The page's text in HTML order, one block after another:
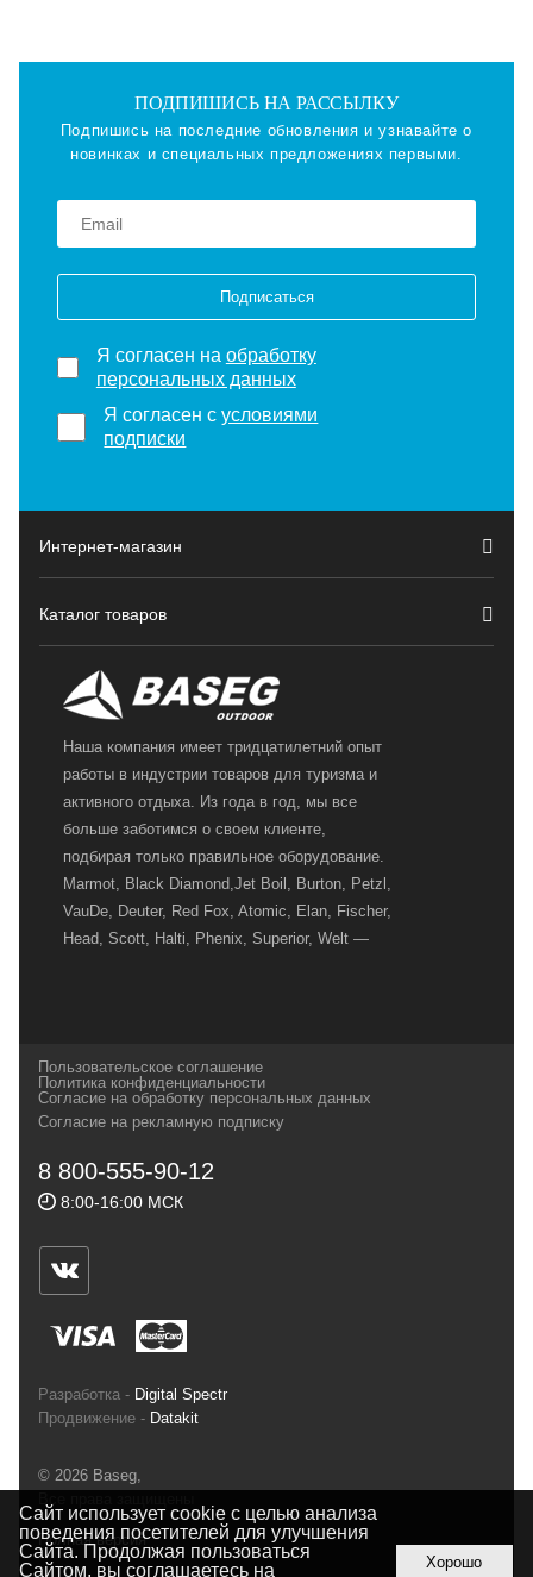
ПОДПИШИСЬ НА РАССЫЛКУ
Подпишись на последние обновления и узнавайте о
новинках и специальных предложениях первыми.
Подписаться
Я согласен на обработку
персональных данных
Я согласен сусловиями
подписки
Интернет-магазин
Каталог товаров
Наша компания имеет тридцатилетний опыт
работы в индустрии товаров для туризма и
активного отдыха. Из года в год, мы все
больше заботимся о своем клиенте,
подбирая только правильное оборудование.
Marmot, Black Diamond,Jet Boil, Burton, Petzl,
VauDe, Deuter, Red Fox, Atomic, Elan, Fischer,
Head, Scott, Halti, Phenix, Superior, Welt —
и взыскательных путешественников,
спортсменов и отдыхающих.
Геннадьевич
ИНН 590300057023 ОГРН 304590319000121
ул.Советская, 25, магазин Басег.
Тел./факс (342) 2101242
Пользовательское соглашение
Политика конфиденциальности
Согласие на обработку персональных данных
Согласие на рекламную подписку
8 800-555-90-12
8:00-16:00 МСК
Разработка - Digital Spectr
Продвижение - Datakit
© 2026 Baseg,
Полная версия
Сайт использует cookie с целью анализа
поведения посетителей для улучшения
Сайта. Продолжая пользоваться
Сайтом, вы соглашаетесь на
Хорошо